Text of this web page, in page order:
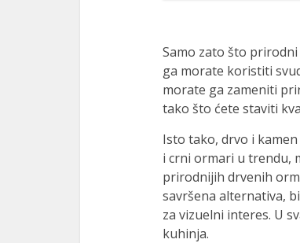
Samo zato što
ga morate koristiti
morate ga zameniti
tako što ćete staviti
Isto tako, drvo i
i crni ormari u trendu,
prirodnijih drvenih
savršena alternativa,
za vizuelni interes. U
kuhinja.